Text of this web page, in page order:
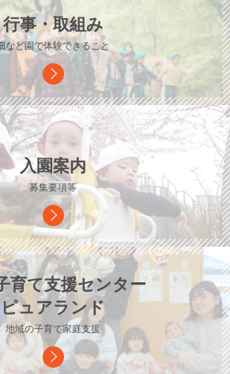
行事・取組み
など園で体験できること
入園案内
募集要項等
育て支援センター
ピュアランド
地域の子育て家庭支援